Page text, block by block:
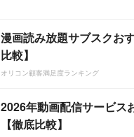
漫画読み放題サブスクお
比較】
オリコン顧客満足度ランキング
2026年動画配信サービス
【徹底比較】